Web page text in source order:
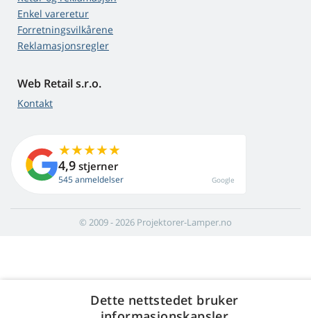
Enkel vareretur
Forretningsvilkårene
Reklamasjonsregler
Web Retail s.r.o.
Kontakt
4,9 stjerner
545 anmeldelser Google
© 2009 - 2026 Projektorer-Lamper.no
Dette nettstedet bruker